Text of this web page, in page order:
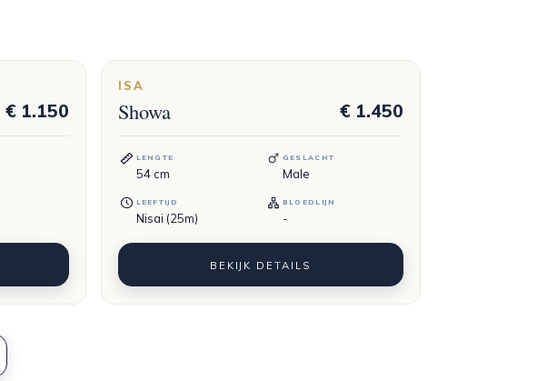
€ 1.150
ISA
Showa € 1.450
LENGTE
54cm
GESLACHT
Male
LEEFTIJD
Nisai (25m)
BLOEDLIJN
-
BEKIJK DETAILS